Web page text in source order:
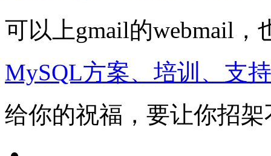
可以上gmail的webmail，
MySQL方案、培训、支持
给你的祝福，要让你招架